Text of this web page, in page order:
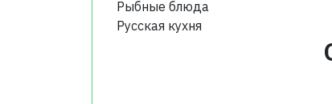
Рыбные блюда
Русская кухня